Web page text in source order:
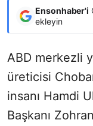
Ensonhaber'i
ekleyin
ABD merkezli
üreticisi
insanı Hamdi
Başkanı